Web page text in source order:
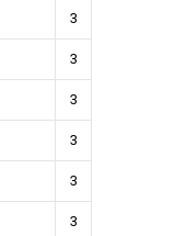
3
3
3
3
3
3